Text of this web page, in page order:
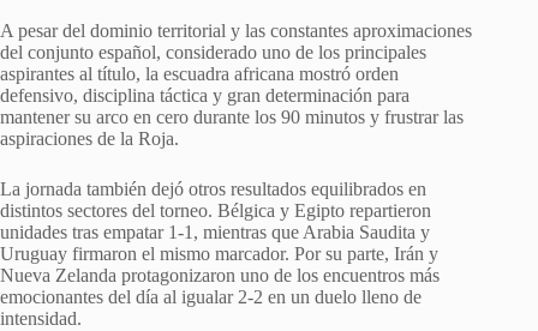
A pesar del dominio territorial y las constantes aproximaciones
del conjunto español, considerado uno de los principales
aspirantes al título, la escuadra africana mostró orden
defensivo, disciplina táctica y gran determinación para
mantener su arco en cero durante los 90 minutos y frustrar las
aspiraciones de la Roja.
La jornada también dejó otros resultados equilibrados en
distintos sectores del torneo. Bélgica y Egipto repartieron
unidades tras empatar 1-1, mientras que Arabia Saudita y
Uruguay firmaron el mismo marcador. Por su parte, Irán y
Nueva Zelanda protagonizaron uno de los encuentros más
emocionantes del día al igualar 2-2 en un duelo lleno de
intensidad.